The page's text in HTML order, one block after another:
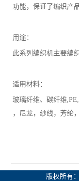
功能，保证了编织产
用途：
此系列编织机主要编
适用材料：
玻璃纤维、碳纤维
，尼龙，纱线，芳纶
版权所有